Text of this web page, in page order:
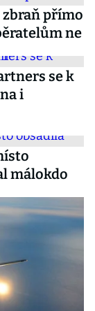
zbraň přímo
ne
se k
i
málokdo